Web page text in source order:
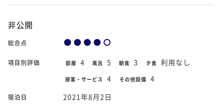
非公開
総合点
項目別評価 部屋 4 風呂 5 朝食 3 夕食 利用なし
接客・サービス 4 その他設備 4
宿泊日 2021年8月2日